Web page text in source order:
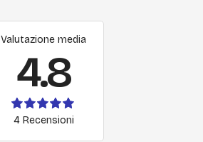
Valutazione media
4.8
4 Recensioni